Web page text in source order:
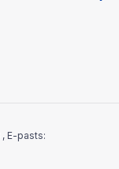
, E-pasts: